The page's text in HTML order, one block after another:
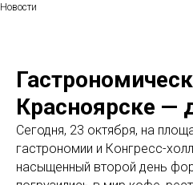
Новости
Красноярске —
Сегодня, 23 октября, на
гастрономии и Конгресс-
насыщенный второй день